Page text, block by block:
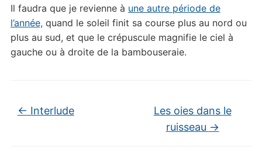
Il faudra que je revienne à une autre période de
l’année,quand le soleil finit sa course plus au nord ou
plus au sud, et que le crépuscule magnifie le ciel à
gauche ou à droite de la bambouseraie.
← Interlude
Les oies dans le
ruisseau →